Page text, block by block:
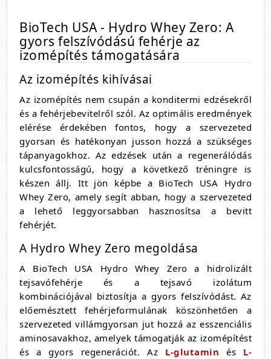
BioTech USA - Hydro Whey Zero: A
gyors felszívódású fehérje az
izomépítés támogatására
Az izomépítés kihívásai
Az izomépítés nem csupán a konditermi edzésekről
és a fehérjebevitelről szól. Az optimális eredmények
elérése érdekében fontos, hogy a szervezeted
gyorsan és hatékonyan jusson hozzá a szükséges
tápanyagokhoz. Az edzések után a regenerálódás
kulcsfontosságú, hogy a következő tréningre is
készen állj. Itt jön képbe a BioTech USA Hydro
Whey Zero, amely segít abban, hogy a szervezeted
a lehető leggyorsabban hasznosítsa a bevitt
fehérjét.
A Hydro Whey Zero megoldása
A BioTech USA Hydro Whey Zero a hidrolizált
tejsavófehérje és a tejsavó izolátum
kombinációjával biztosítja a gyors felszívódást. Az
előemésztett fehérjeformulának köszönhetően a
szervezeted villámgyorsan jut hozzá az esszenciális
aminosavakhoz, amelyek támogatják az izomépítést
és a gyors regenerációt. Az L-glutamin és L-